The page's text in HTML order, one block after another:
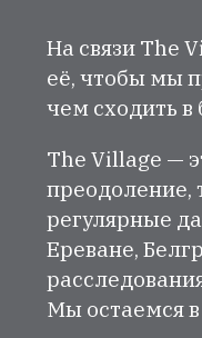
На связи The
её, чтобы мы
чем сходить
The Village —
преодоление,
регулярные
Ереване,
Мы остаемся